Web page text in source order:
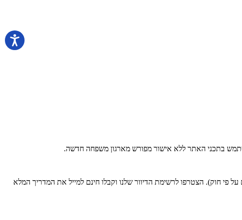
בתכני האתר ללא אישור מפורש מארגון משפחה חדשה.
חוק). הצטרפו לרשימת הדיוור שלנו וקבלו חינם למייל את המדריך המלא